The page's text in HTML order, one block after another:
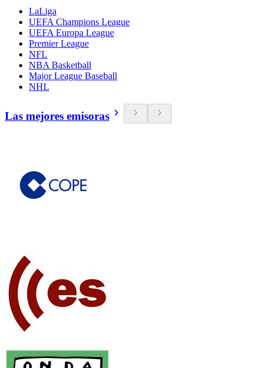
LaLiga
UEFA Champions League
UEFA Europa League
Premier League
NFL
NBA Basketball
Major League Baseball
NHL
Las mejores emisoras